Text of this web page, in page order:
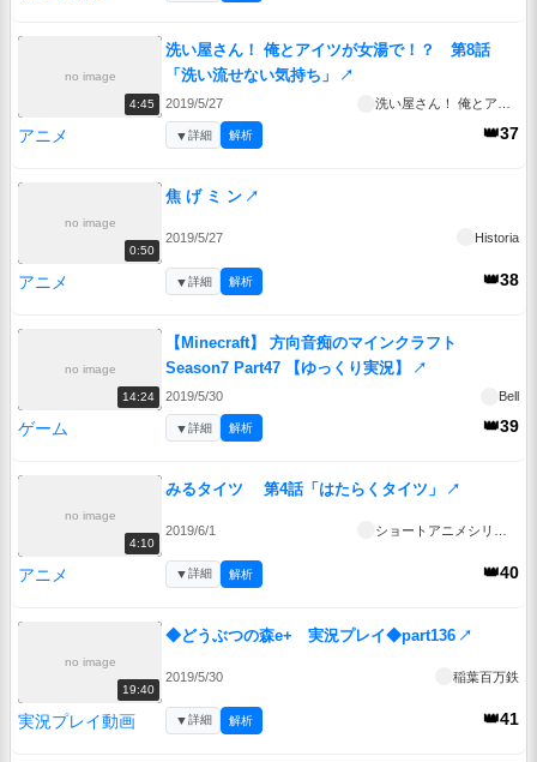
no image
4:45
洗い屋さん！ 俺とアイツが女湯で！？ 第8話
「洗い流せない気持ち」
↗
2019/5/27
アニメ 👑37
▼詳細 解析
no image
0:50
焦 げ ミ ン ↗
2019/5/27 Historia
アニメ 👑38
▼詳細 解析
no image
14:24
【Minecraft】 方向音痴のマインクラフト
Season7 Part47 【ゆっくり実況】
↗
2019/5/30 Bell
ゲーム 👑39
▼詳細 解析
no image
4:10
みるタイツ 第4話「はたらくタイツ」 ↗
2019/6/1
アニメ 👑40
▼詳細 解析
no image
19:40
◆どうぶつの森e+ 実況プレイ◆part136 ↗
2019/5/30 稲葉百万鉄
実況プレイ動画 👑41
▼詳細 解析